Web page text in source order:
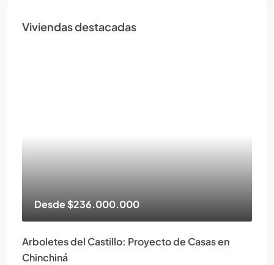
Viviendas destacadas
Desde$236.000.000
Arboletes del Castillo: Proyecto de Casas en
Chinchiná